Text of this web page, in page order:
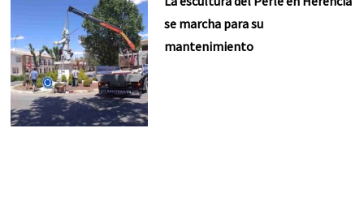
se marcha para su
mantenimiento